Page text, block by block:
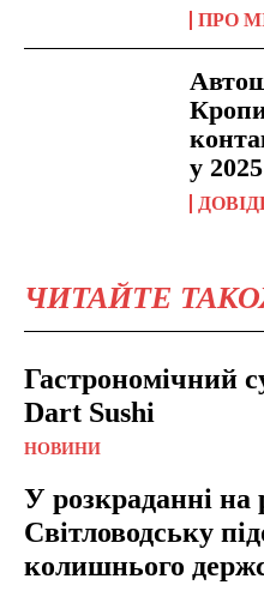
ПРО
у
ЧИТАЙТЕ
Гастрономічний
Dart Sushi
НОВИНИ
У розкраданні на
Світловодську
колишнього